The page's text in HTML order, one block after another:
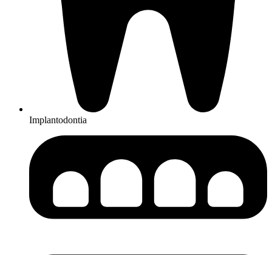
Implantodontia